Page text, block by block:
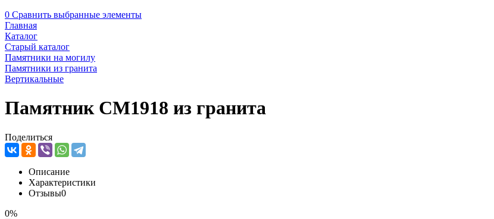
0 Сравнить выбранные элементы
Главная
Каталог
Старый каталог
Памятники на могилу
Памятники из гранита
Вертикальные
Памятник CM1918 из гранита
Поделиться
Описание
Характеристики
Отзывы0
0%